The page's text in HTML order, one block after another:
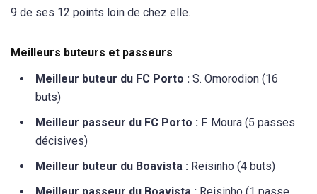
9 de ses 12 points loin de chez elle.
Meilleurs buteurs et passeurs
Meilleur buteur du FC Porto : S. Omorodion (16
buts)
Meilleur passeur du FC Porto : F. Moura (5 passes
décisives)
Meilleur buteur du Boavista : Reisinho (4 buts)